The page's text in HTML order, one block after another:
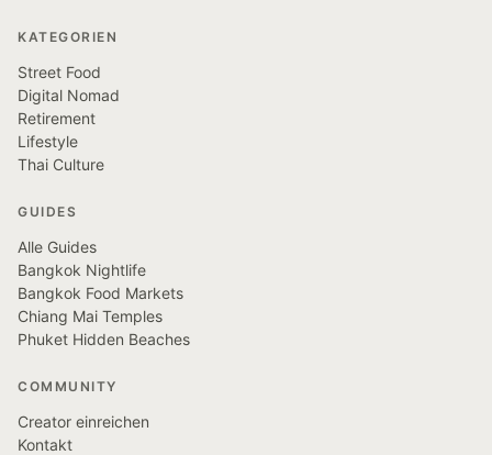
KATEGORIEN
Street Food
Digital Nomad
Retirement
Lifestyle
Thai Culture
GUIDES
Alle Guides
Bangkok Nightlife
Bangkok Food Markets
Chiang Mai Temples
Phuket Hidden Beaches
COMMUNITY
Creator einreichen
Kontakt